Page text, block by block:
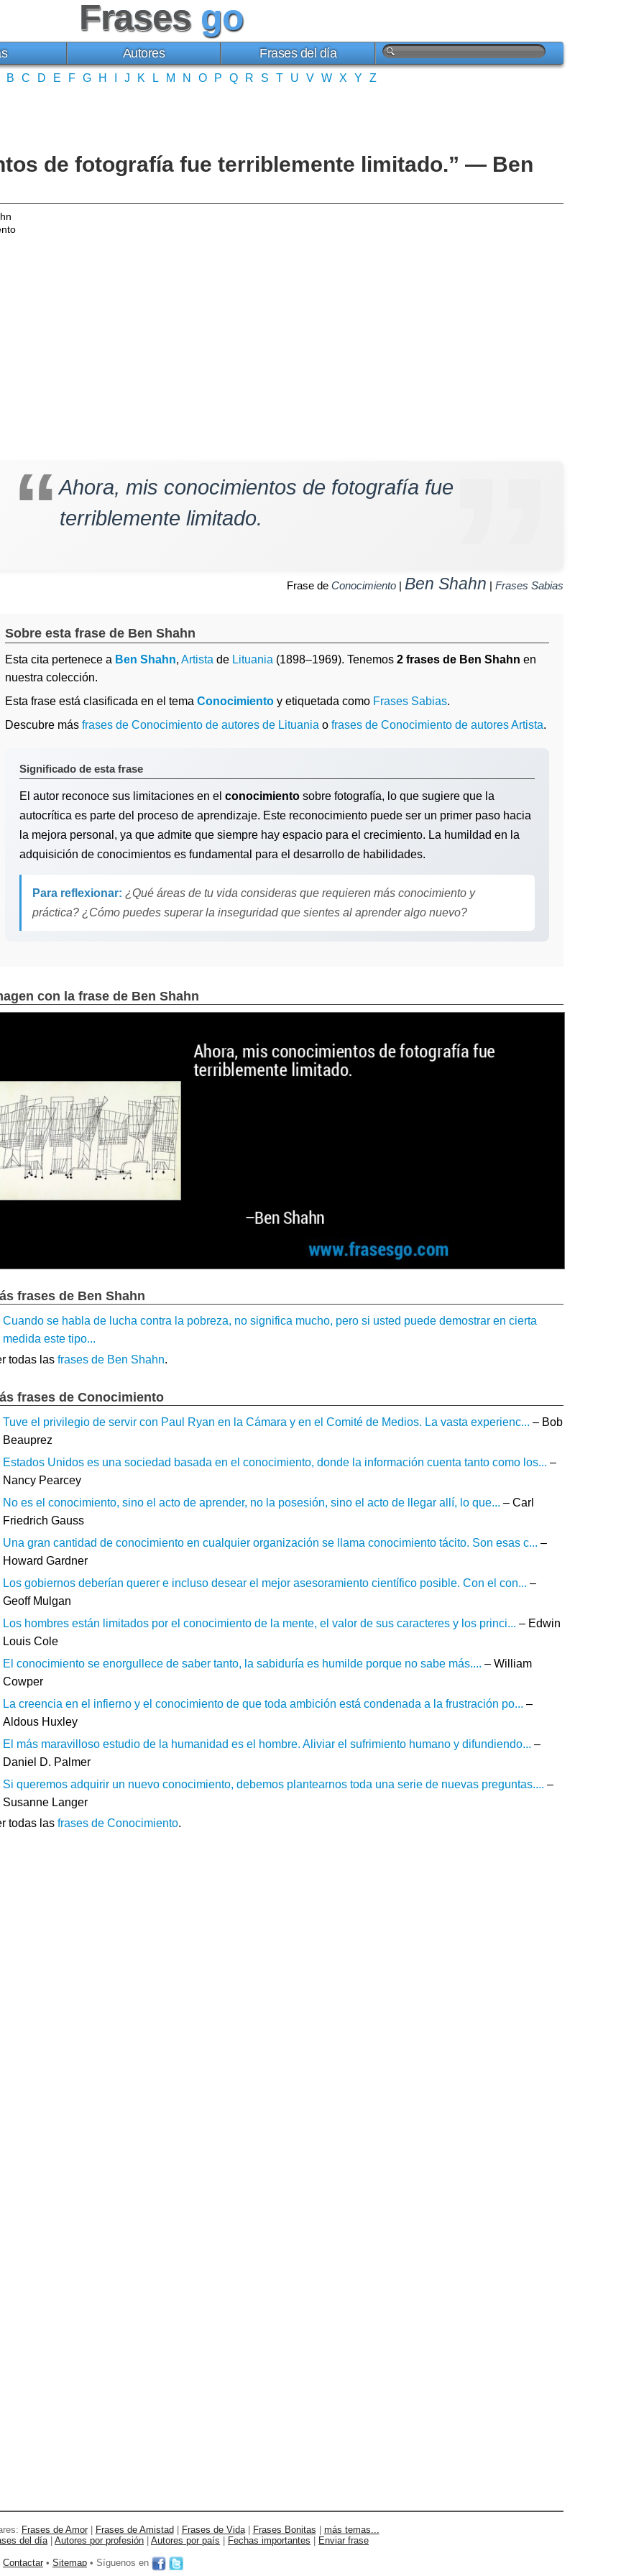
Frases go
Autores Frases del día
B C D E F G H J K L M N O P Q R S T U V W X Y Z
de fotografía fue terriblemente limitado.” — Ben
Ahora, mis conocimientos de fotografía fue
terriblemente limitado.
Frase de Conocimiento | Ben Shahn | Frases Sabias
Sobre esta frase de Ben Shahn
Esta cita pertenece a Ben Shahn, Artista de Lituania (1898–1969). Tenemos 2 frases de Ben Shahn en
nuestra colección.
Esta frase está clasificada en el tema Conocimiento y etiquetada como Frases Sabias.
Descubre más frases de Conocimiento de autores de Lituania o frases de Conocimiento de autores Artista.
Significado de esta frase
El autor reconoce sus limitaciones en el conocimiento sobre fotografía, lo que sugiere que la
autocrítica es parte del proceso de aprendizaje. Este reconocimiento puede ser un primer paso hacia
la mejora personal, ya que admite que siempre hay espacio para el crecimiento. La humildad en la
adquisición de conocimientos es fundamental para el desarrollo de habilidades.
Para reflexionar: ¿Qué áreas de tu vida consideras que requieren más conocimiento y
práctica? ¿Cómo puedes superar la inseguridad que sientes al aprender algo nuevo?
con la frase de Ben Shahn
frases de Ben Shahn
Cuando se habla de lucha contra la pobreza, no significa mucho, pero si usted puede demostrar en cierta
medida este tipo...
todas las frases de Ben Shahn.
frases de Conocimiento
Tuve el privilegio de servir con Paul Ryan en la Cámara y en el Comité de Medios. La vasta experienc... – Bob
Beauprez
Estados Unidos es una sociedad basada en el conocimiento, donde la información cuenta tanto como los... –
Nancy Pearcey
No es el conocimiento, sino el acto de aprender, no la posesión, sino el acto de llegar allí, lo que... – Carl
Friedrich Gauss
Una gran cantidad de conocimiento en cualquier organización se llama conocimiento tácito. Son esas c... –
Howard Gardner
Los gobiernos deberían querer e incluso desear el mejor asesoramiento científico posible. Con el con... –
Geoff Mulgan
Los hombres están limitados por el conocimiento de la mente, el valor de sus caracteres y los princi... – Edwin
Louis Cole
El conocimiento se enorgullece de saber tanto, la sabiduría es humilde porque no sabe más.... – William
Cowper
La creencia en el infierno y el conocimiento de que toda ambición está condenada a la frustración po... –
Aldous Huxley
El más maravilloso estudio de la humanidad es el hombre. Aliviar el sufrimiento humano y difundiendo... –
Daniel D. Palmer
Si queremos adquirir un nuevo conocimiento, debemos plantearnos toda una serie de nuevas preguntas.... –
Susanne Langer
todas las frases de Conocimiento.
Frases de Amor| Frases de Amistad Frases de Vida| Frases Bonitas
más temas...
del día
Autores por profesión Autores por país Fechas importantes Enviar frase
Contactar • Sitemap • Síguenos en